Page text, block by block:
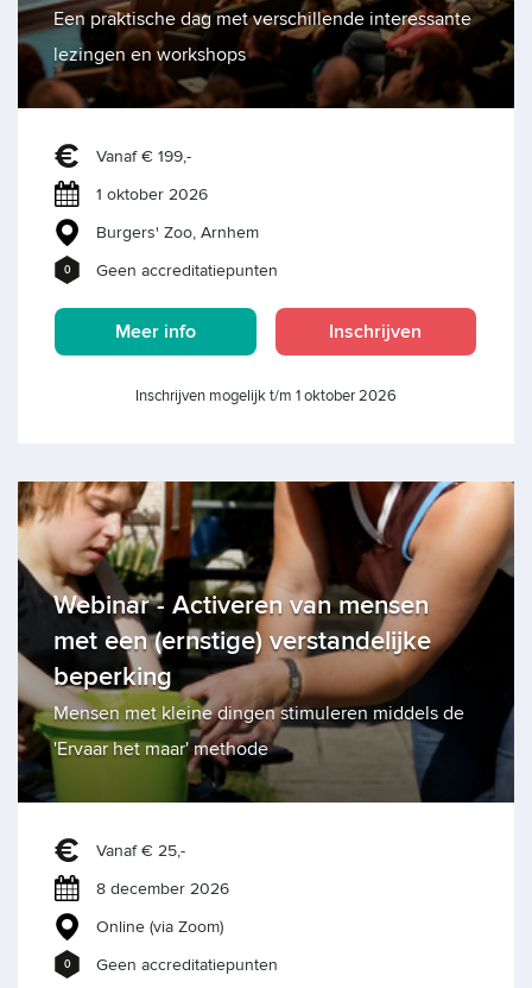
Een praktische dag met verschillende interessante
lezingen en workshops
Vanaf € 199,-
1 oktober 2026
Burgers' Zoo, Arnhem
0 Geen accreditatiepunten
Meer info Inschrijven
Inschrijven mogelijk t/m 1 oktober 2026
Webinar - Activeren van mensen
met een (ernstige) verstandelijke
beperking
Mensen met kleine dingen stimuleren middels de
'Ervaar het maar' methode
Vanaf € 25,-
8 december 2026
Online (via Zoom)
0 Geen accreditatiepunten